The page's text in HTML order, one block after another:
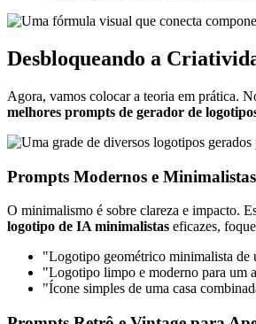
Desbloqueando a
Agora, vamos colocar a teoria em prática.
melhores prompts de gerador de
Prompts Modernos e
O minimalismo é sobre clareza e impacto.
logotipo de IA minimalistas eficazes,
"Logotipo geométrico minimalista de
"Logotipo limpo e moderno para um
"Ícone simples de uma casa